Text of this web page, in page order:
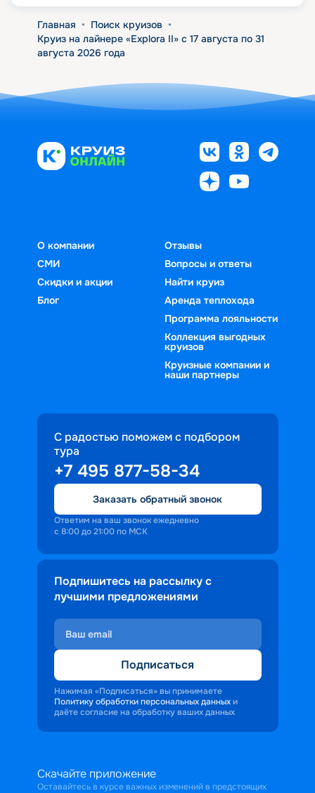
Главная • Поиск круизов •
Круиз на лайнере «Explora II» с 17 августа по 31
августа 2026 года
О компании
СМИ
Скидки и акции
Блог
Отзывы
Вопросы и ответы
Найти круиз
Аренда теплохода
Программа лояльности
Коллекция выгодных
круизов
Круизные компании и
наши партнеры
С радостью поможем с подбором
тура
+7 495 877-58-34
Заказать обратный звонок
Ответим на ваш звонок ежедневно
с 8:00 до 21:00 по МСК
Подпишитесь на рассылку с
лучшими предложениями
Подписаться
Нажимая «Подписаться» вы принимаете
Политику обработки персональных данных и
даёте согласие на обработку ваших данных
Скачайте приложение
Оставайтесь в курсе важных изменений в предстоящих